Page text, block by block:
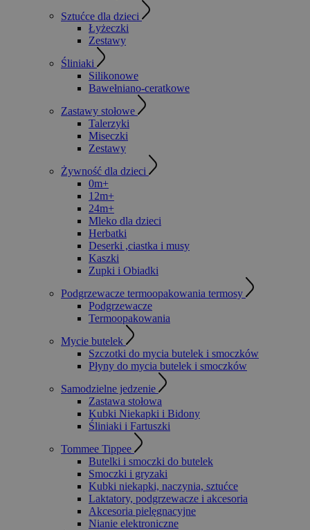
Sztućce dla dzieci
Łyżeczki
Zestawy
Śliniaki
Silikonowe
Bawełniano-ceratkowe
Zastawy stołowe
Talerzyki
Miseczki
Zestawy
Żywność dla dzieci
0m+
12m+
24m+
Mleko dla dzieci
Herbatki
Deserki ,ciastka i musy
Kaszki
Zupki i Obiadki
Podgrzewacze termoopakowania termosy
Podgrzewacze
Termoopakowania
Mycie butelek
Szczotki do mycia butelek i smoczków
Płyny do mycia butelek i smoczków
Samodzielne jedzenie
Zastawa stołowa
Kubki Niekapki i Bidony
Śliniaki i Fartuszki
Tommee Tippee
Butelki i smoczki do butelek
Smoczki i gryzaki
Kubki niekapki, naczynia, sztućce
Laktatory, podgrzewacze i akcesoria
Akcesoria pielęgnacyjne
Nianie elektroniczne